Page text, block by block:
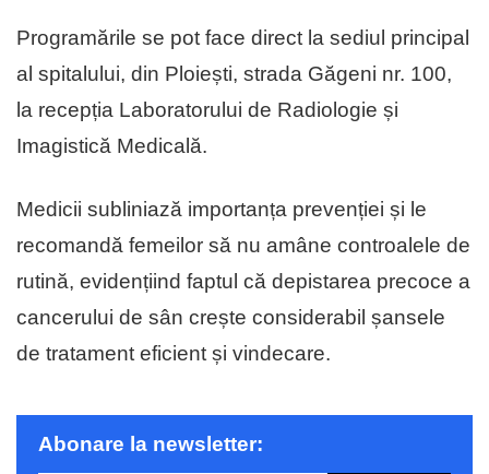
Programările se pot face direct la sediul principal
al spitalului, din Ploiești, strada Găgeni nr. 100,
la recepția Laboratorului de Radiologie și
Imagistică Medicală.
Medicii subliniază importanța prevenției și le
recomandă femeilor să nu amâne controalele de
rutină, evidențiind faptul că depistarea precoce a
cancerului de sân crește considerabil șansele
de tratament eficient și vindecare.
Abonare la newsletter: